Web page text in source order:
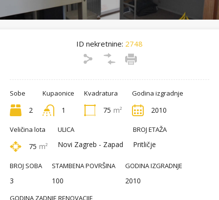
ID nekretnine: 2748
Sobe
2
Kupaonice
1
Kvadratura
75 m²
Godina izgradnje
2010
Veličina lota
75 m²
ULICA
Novi Zagreb - Zapad
BROJ ETAŽA
Pritličje
BROJ SOBA
3
STAMBENA POVRŠINA
100
GODINA IZGRADNJE
2010
GODINA ZADNJE RENOVACIJE